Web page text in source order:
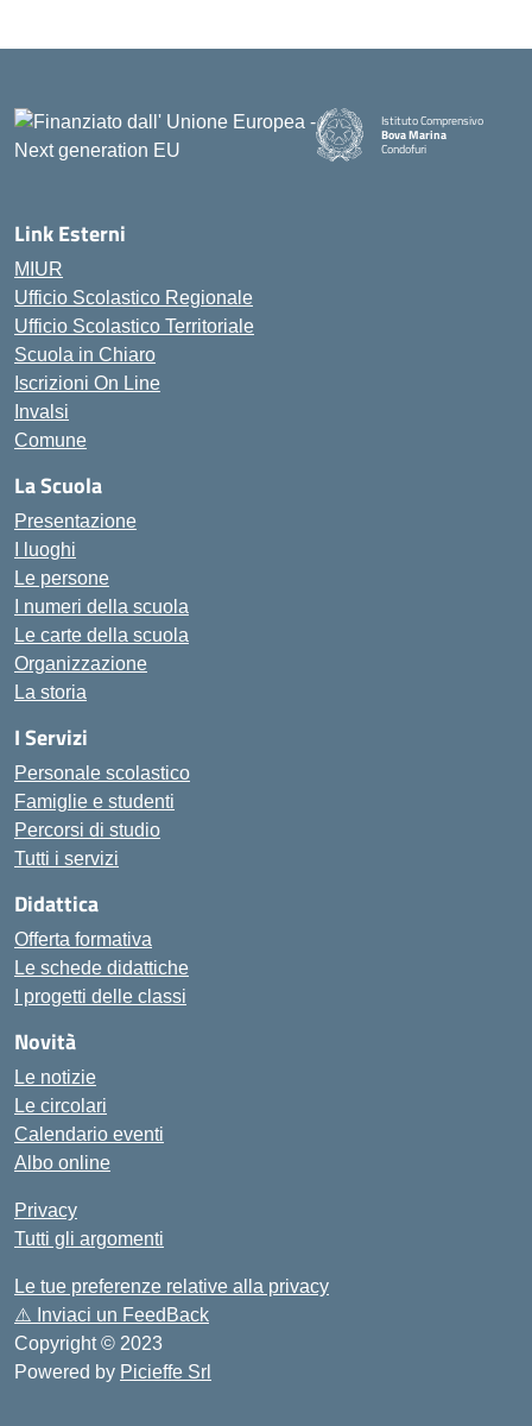
Istituto Comprensivo
Bova Marina
Condofuri
Link Esterni
MIUR
Ufficio Scolastico Regionale
Ufficio Scolastico Territoriale
Scuola in Chiaro
Iscrizioni On Line
Invalsi
Comune
La Scuola
Presentazione
I luoghi
Le persone
I numeri della scuola
Le carte della scuola
Organizzazione
La storia
I Servizi
Personale scolastico
Famiglie e studenti
Percorsi di studio
Tutti i servizi
Didattica
Offerta formativa
Le schede didattiche
I progetti delle classi
Novità
Le notizie
Le circolari
Calendario eventi
Albo online
Privacy
Tutti gli argomenti
Le tue preferenze relative alla privacy
⚠️ Inviaci un FeedBack
Copyright © 2023
Powered by Picieffe Srl